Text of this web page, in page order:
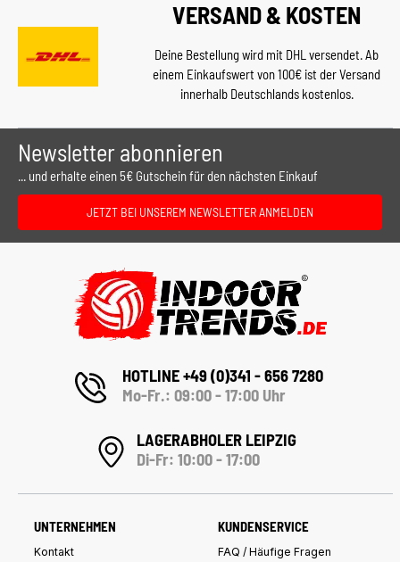
VERSAND & KOSTEN
Deine Bestellung wird mit DHL versendet. Ab
einem Einkaufswert von 100€ ist der Versand
innerhalb Deutschlands kostenlos.
Newsletter abonnieren
... und erhalte einen 5€ Gutschein für den nächsten Einkauf
JETZT BEI UNSEREM NEWSLETTER ANMELDEN
HOTLINE +49 (0)341 - 656 7280
Mo-Fr.: 09:00 - 17:00 Uhr
LAGERABHOLER LEIPZIG
Di-Fr: 10:00 - 17:00
UNTERNEHMEN
Kontakt
KUNDENSERVICE
FAQ / Häufige Fragen